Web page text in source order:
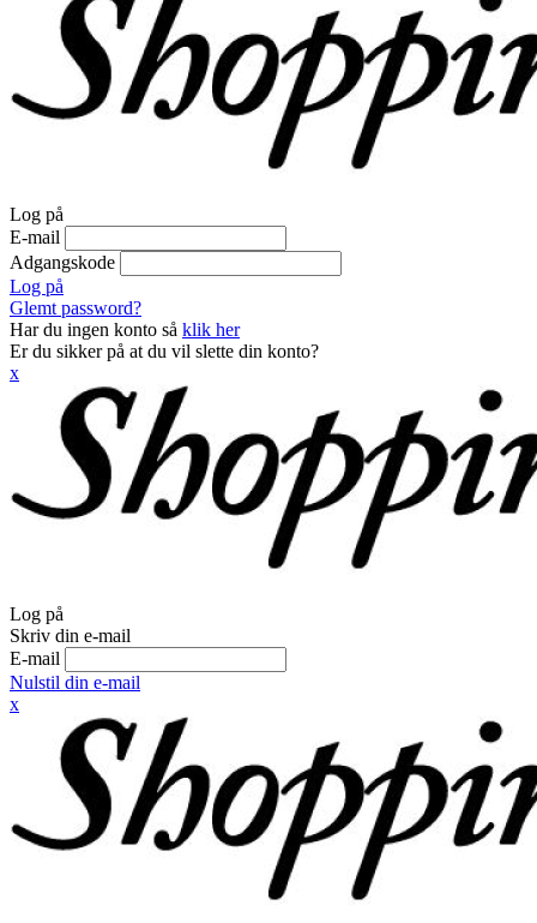
Log på
E-mail
Adgangskode
Log på
Glemt password?
Har du ingen konto så klik her
Er du sikker på at du vil slette din konto?
x
Log på
Skriv din e-mail
E-mail
Nulstil din e-mail
x